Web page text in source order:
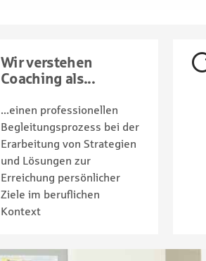
Wir verstehen
Coaching als...
...einen professionellen
Begleitungsprozess bei der
Erarbeitung von Strategien
und Lösungen zur
Erreichung persönlicher
Ziele im beruflichen
Kontext